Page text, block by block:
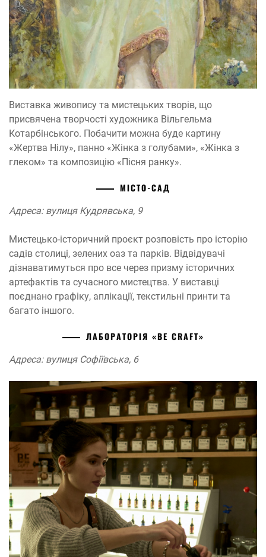
Виставка живопису та мистецьких творів, що
присвячена творчості художника Вільгельма
Котарбінського. Побачити можна буде картину
«Жертва Нілу», панно «Жінка з голубами», «Жінка з
глеком» та композицію «Пісня ранку».
МІСТО-САД
Адреса: вулиця Кудрявська, 9
Мистецько-історичний проєкт розповість про історію
садів столиці, зелених оаз та парків. Відвідувачі
дізнаватимуться про все через призму історичних
артефактів та сучасного мистецтва. У виставці
поєднано графіку, аплікації, текстильні принти та
багато іншого.
ЛАБОРАТОРІЯ «BE CRAFT»
Адреса: вулиця Софіївська, 6